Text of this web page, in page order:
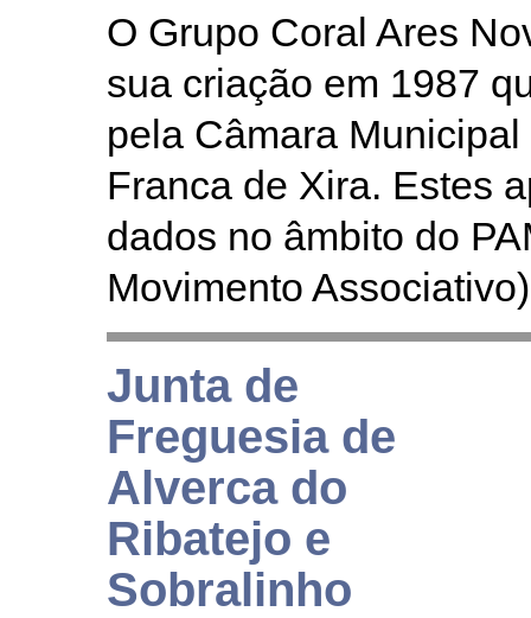
O Grupo Coral Ares
sua criação em 1987
pela Câmara
Franca de Xira. Estes
dados no âmbito do
Movimento
Junta de
Freguesia de
Alverca do
Ribatejo e
Sobralinho